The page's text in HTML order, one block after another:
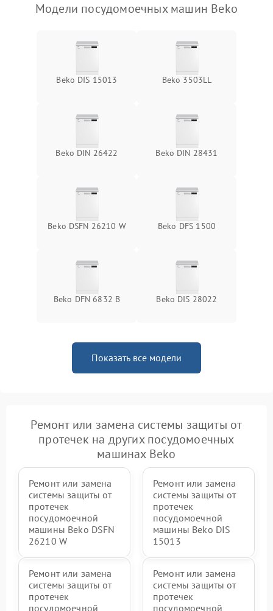
Модели посудомоечных машин Beko
Beko DIS 15013 Beko 3503LL
Beko DIN 26422 Beko DIN 28431
Beko DSFN 26210 W Beko DFS 1500
Beko DFN 6832 B Beko DIS 28022
Показать все модели
Ремонт или замена системы защиты от
протечек на других посудомоечных
машинах Beko
Ремонт или замена
системы защиты от
протечек
посудомоечной
машины Beko DSFN
26210 W
Ремонт или замена
системы защиты от
протечек
посудомоечной
машины Beko DIS
15013
Ремонт или замена
системы защиты от
протечек
посудомоечной
Ремонт или замена
системы защиты от
протечек
посудомоечной